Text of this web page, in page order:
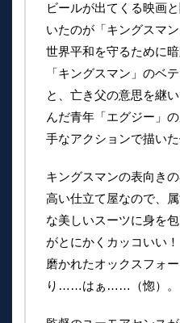
ビールが出てくる映画
いたのが「キングスマン
世界平和を守るために
「キングスマン」のベ
と、亡き父の意思を継
んだ青年「エグジー」
手なアクションで描いた
キングスマンの表向き
高い仕立て屋なので、
な美しいスーツに身を
がとにかくカッコいい！
磨かれたオックスフォ
り……はぁ……（惚）。